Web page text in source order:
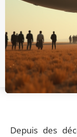
Depuis des